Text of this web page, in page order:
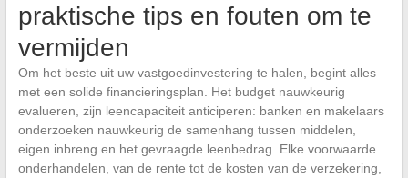
praktische tips en fouten om te
vermijden
Om het beste uit uw vastgoedinvestering te halen, begint alles
met een solide financieringsplan. Het budget nauwkeurig
evalueren, zijn leencapaciteit anticiperen: banken en makelaars
onderzoeken nauwkeurig de samenhang tussen middelen,
eigen inbreng en het gevraagde leenbedrag. Elke voorwaarde
onderhandelen, van de rente tot de kosten van de verzekering,